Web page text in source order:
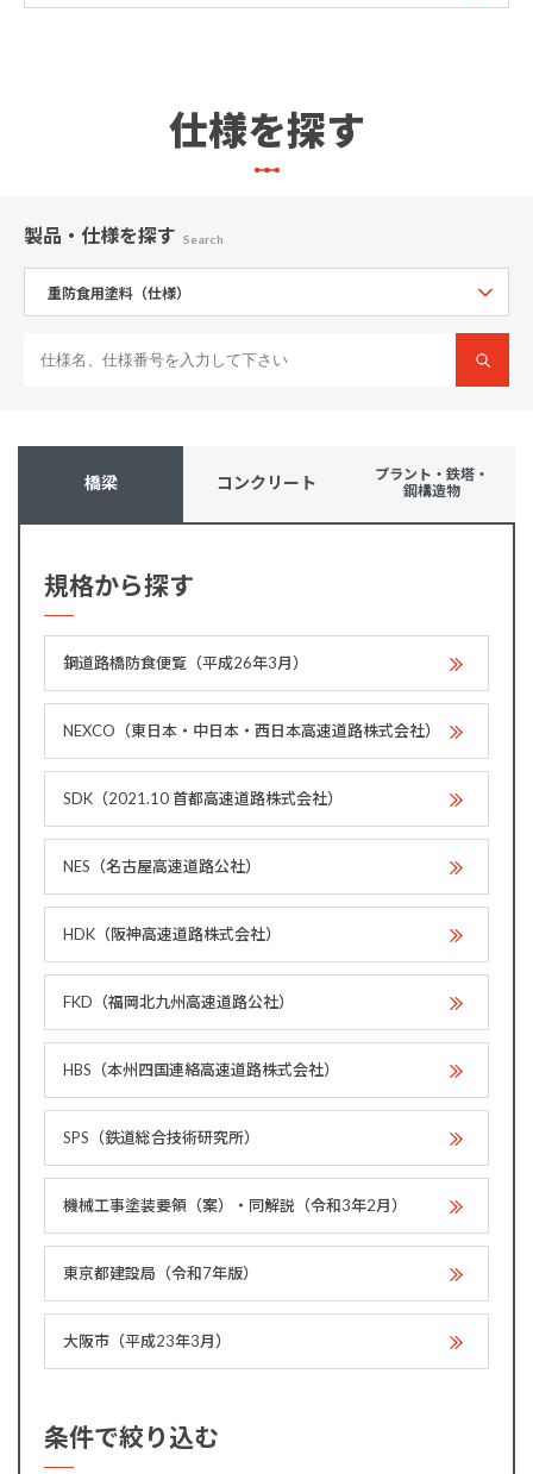
仕様を探す
製品・仕様を探す Search
橋梁 コンクリート
プラント・鉄塔・
鋼構造物
規格から探す
鋼道路橋防食便覧（平成26年3月）
NEXCO（東日本・中日本・西日本高速道路株式会社）
SDK（2021.10 首都高速道路株式会社）
NES（名古屋高速道路公社）
HDK（阪神高速道路株式会社）
FKD（福岡北九州高速道路公社）
HBS（本州四国連絡高速道路株式会社）
SPS（鉄道総合技術研究所）
機械工事塗装要領（案）・同解説（令和3年2月）
東京都建設局（令和7年版）
大阪市（平成23年3月）
条件で絞り込む